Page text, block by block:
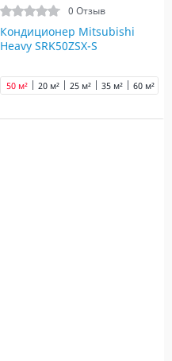
0 Отзыв
Кондиционер Mitsubishi
Heavy SRK50ZSX-S
20 м² 25 м² 35 м²
50 м² 60 м²